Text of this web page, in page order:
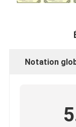
Notation